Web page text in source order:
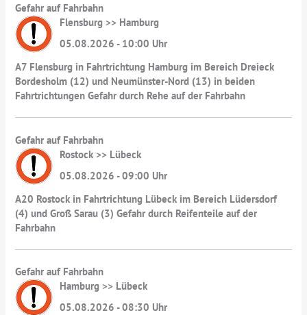
Gefahr auf Fahrbahn
Flensburg >> Hamburg
05.08.2026 - 10:00 Uhr
A7 Flensburg in Fahrtrichtung Hamburg im Bereich Dreieck
Bordesholm (12) und Neumünster-Nord (13) in beiden
Fahrtrichtungen Gefahr durch Rehe auf der Fahrbahn
Gefahr auf Fahrbahn
Rostock >> Lübeck
05.08.2026 - 09:00 Uhr
A20 Rostock in Fahrtrichtung Lübeck im Bereich Lüdersdorf
(4) und Groß Sarau (3) Gefahr durch Reifenteile auf der
Fahrbahn
Gefahr auf Fahrbahn
Hamburg >> Lübeck
05.08.2026 - 08:30 Uhr